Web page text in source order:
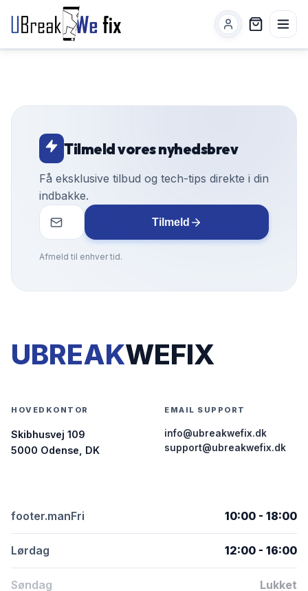
Tilmeld vores nyhedsbrev
Få eksklusive tilbud og tech-tips direkte i din
indbakke.
Tilmeld
Afmeld til enhver tid.
UBREAKWEFIX
HOVEDKONTOR
Skibhusvej 109
5000 Odense, DK
EMAIL SUPPORT
info@ubreakwefix.dk
support@ubreakwefix.dk
footer.manFri 10:00 - 18:00
Lørdag 12:00 - 16:00
Søndag Lukket